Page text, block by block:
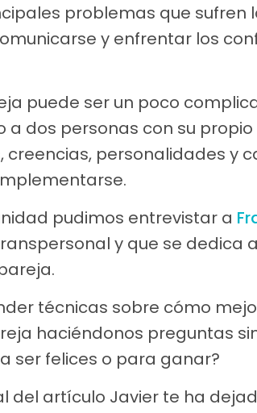
problemas que sufren
y enfrentar los
puede ser un poco
a dos personas con su
creencias, personalidades y
pudimos entrevistar a
y que se dedica
técnicas sobre cómo
haciéndonos preguntas
ser felices o para ganar?
del artículo Javier te ha